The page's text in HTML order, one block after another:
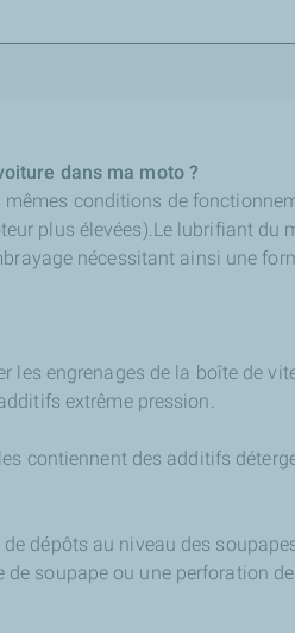
dans ma moto ?
conditions de
plus élevées).Le lubrifiant du
nécessitant ainsi une
les engrenages de la boîte de
extrême pression.
contiennent des additifs
dépôts au niveau des
soupape ou une perforation